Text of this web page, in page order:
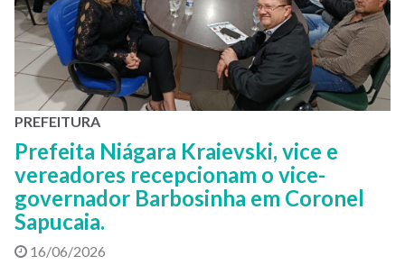
PREFEITURA
Prefeita Niágara Kraievski, vice e
vereadores recepcionam o vice-
governador Barbosinha em Coronel
Sapucaia.
16/06/2026